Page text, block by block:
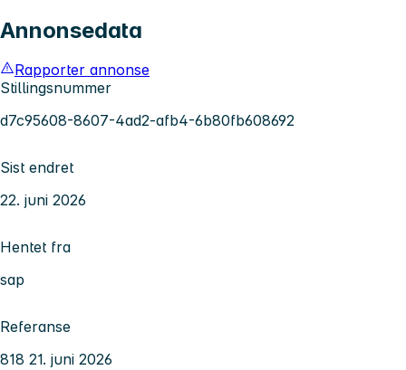
Annonsedata
Rapporter annonse
Stillingsnummer
d7c95608-8607-4ad2-afb4-6b80fb608692
Sist endret
22. juni 2026
Hentet fra
sap
Referanse
818 21. juni 2026